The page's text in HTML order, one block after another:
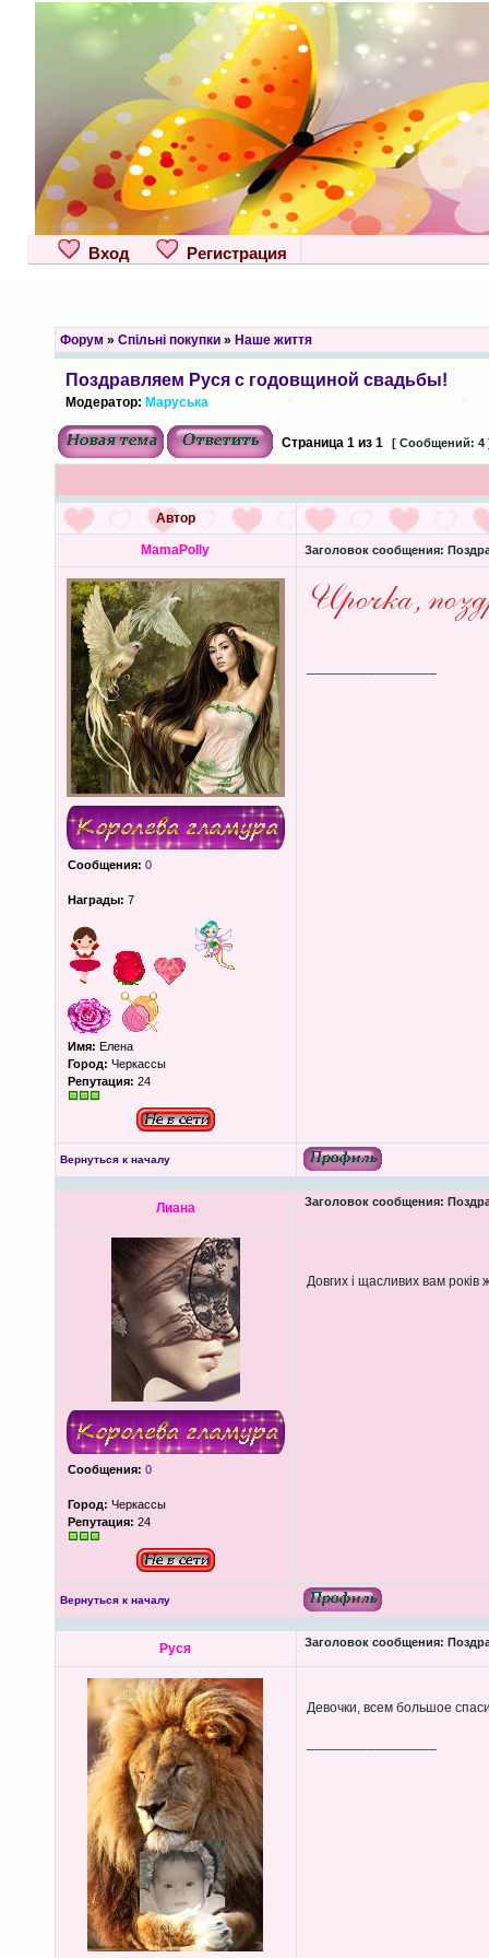
Вход Регистрация
Форум » Спільні покупки» Наше життя
Поздравляем Руся с годовщиной свадьбы!
Модератор: Маруська
Страница 1из 1 [ Сообщений: 4
Автор
MamaPolly Заголовок сообщения:
Сообщения: 0
Награды: 7
Имя: Елена
Город: Черкассы
Репутация: 24
Вернуться к началу
Лиана Заголовок сообщения:
Сообщения: 0
Город: Черкассы
Репутация: 24
Довгих і щасливих вам років
Вернуться к началу
Руся Заголовок сообщения:
Девочки, всем большое